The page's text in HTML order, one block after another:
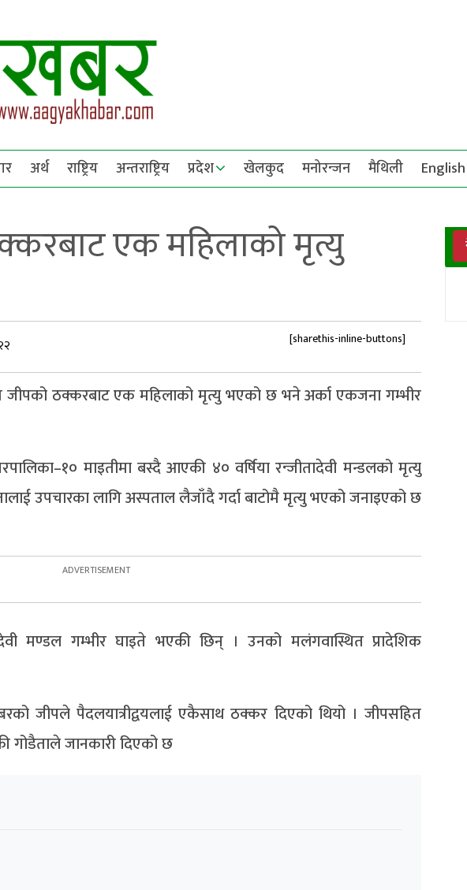
अर्थ राष्ट्रिय अन्तराष्ट्रिय प्रदेश खेलकुद मनोरन्जन मैथिली English
एक महिलाको मृत्यु
[sharethis-inline-buttons]
जीपको ठक्करबाट एक महिलाको मृत्यु भएको छ भने अर्का एकजना गम्भीर
माइतीमा बस्दै आएकी ४० वर्षिया रन्जीतादेवी मन्डलको मृत्यु
उपचारका लागि अस्पताल लैजाँदै गर्दा बाटोमै मृत्यु भएको जनाइएको छ
मण्डल गम्भीर घाइते भएकी छिन् । उनको मलंगवास्थित प्रादेशिक
जीपले पैदलयात्रीद्वयलाई एकैसाथ ठक्कर दिएको थियो । जीपसहित
गोडैताले जानकारी दिएको छ